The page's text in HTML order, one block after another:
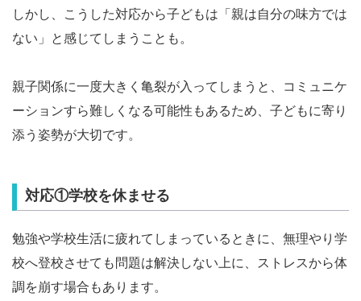
しかし、こうした対応から子どもは「親は自分の味方では
ない」と感じてしまうことも。
親子関係に一度大きく亀裂が入ってしまうと、コミュニケ
ーションすら難しくなる可能性もあるため、子どもに寄り
添う姿勢が大切です。
対応①学校を休ませる
勉強や学校生活に疲れてしまっているときに、無理やり学
校へ登校させても問題は解決しない上に、ストレスから体
調を崩す場合もあります。